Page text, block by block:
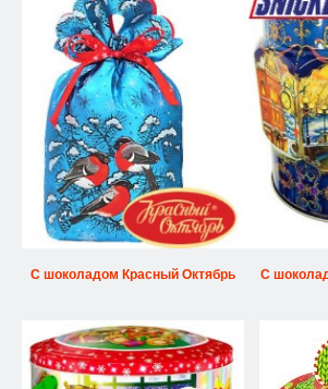
С шоколадом Красный Октябрь
С